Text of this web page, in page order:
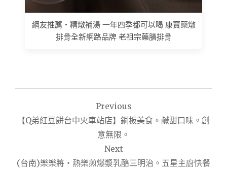
網友推薦 • 精燉補湯 一年四季都可以喝 康寶藥燉
排骨全新網路品牌 老祖宗藥膳排骨
章
覽
Previous
【Q弟紅豆餅台中火車站店】銅板美食。鹹甜口味。創
意無限。
Next
(台南)樂樂將‧熱樂煎爆漿乳酪三明治。五星主廚快餐